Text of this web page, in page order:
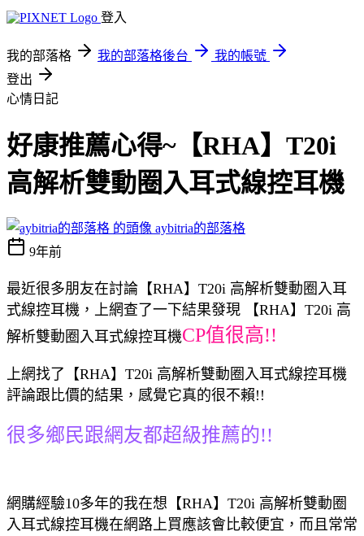
登入
我的部落格 我的部落格後台
我的帳號
登出
心情日記
好康推薦心得~【RHA】T20i
高解析雙動圈入耳式線控耳機
aybitria的部落格
9年前
最近很多朋友在討論【RHA】T20i 高解析雙動圈入耳
式線控耳機，上網查了一下結果發現 【RHA】T20i 高
解析雙動圈入耳式線控耳機CP值很高!!
上網找了【RHA】T20i 高解析雙動圈入耳式線控耳機
評論跟比價的結果，感覺它真的很不賴!!
很多鄉民跟網友都超級推薦的!!
網購經驗10多年的我在想【RHA】T20i 高解析雙動圈
入耳式線控耳機在網路上買應該會比較便宜，而且常常